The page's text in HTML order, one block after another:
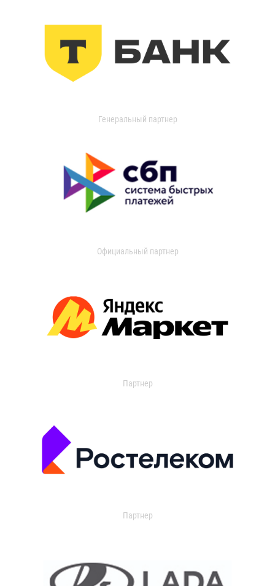
Генеральный партнер
Официальный партнер
Партнер
Партнер